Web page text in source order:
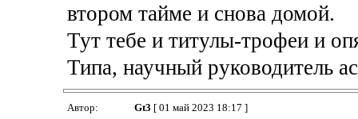
втором тайме и снова домой.
Тут тебе и титулы-трофеи и
Типа, научный руководитель
Автор: Gt3 [ 01 май 2023 18:17 ]